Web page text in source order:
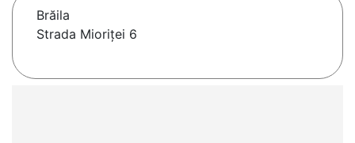
Brăila
Strada Mioriţei 6